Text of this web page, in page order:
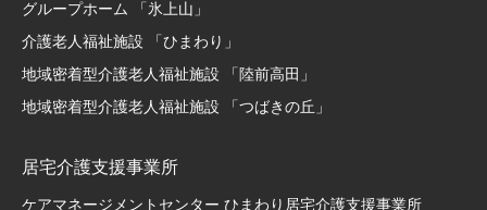
グループホーム 「氷上山」
介護老人福祉施設 「ひまわり」
地域密着型介護老人福祉施設 「陸前高田」
地域密着型介護老人福祉施設 「つばきの丘」
居宅介護支援事業所
ケアマネージメントセンター ひまわり居宅介護支援事業所